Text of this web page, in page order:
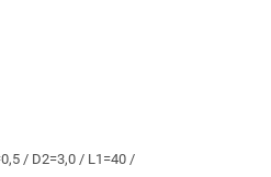
/ D2=3,0 / L1=40 /